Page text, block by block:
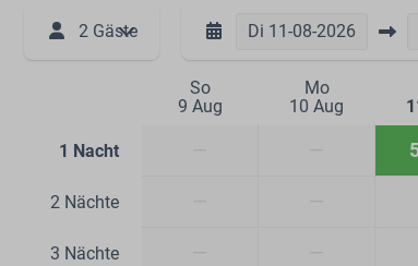
2 Gäste Di 11-08-2026
So
9 Aug
Mo
10 Aug
1 Nacht
2 Nächte
3 Nächte